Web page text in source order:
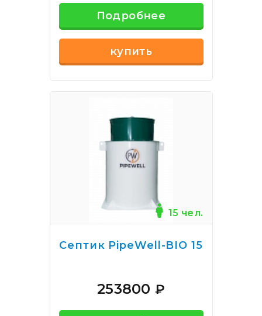
Подробнее
купить
15 чел.
Септик PipeWell-BIO 15
253800 ₽